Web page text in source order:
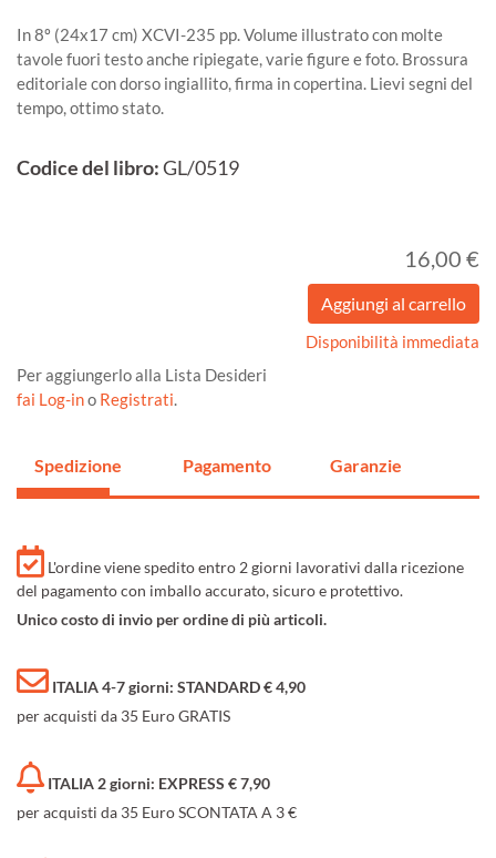
In 8º (24x17 cm) XCVI-235 pp. Volume illustrato con molte
tavole fuori testo anche ripiegate, varie figure e foto. Brossura
editoriale con dorso ingiallito, firma in copertina. Lievi segni del
tempo, ottimo stato.
Codice del libro:GL/0519
16,00 €
Disponibilità immediata
Per aggiungerlo alla Lista Desideri
fai Log-ino Registrati.
Spedizione Pagamento Garanzie
L'ordine viene spedito entro 2 giorni lavorativi dalla ricezione
del pagamento con imballo accurato, sicuro e protettivo.
Unico costo di invio per ordine di più articoli.
ITALIA 4-7 giorni: STANDARD € 4,90
per acquisti da 35 Euro GRATIS
ITALIA 2 giorni: EXPRESS € 7,90
per acquisti da 35 Euro SCONTATA A 3 €